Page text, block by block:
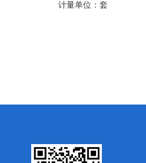
计量单位： 套